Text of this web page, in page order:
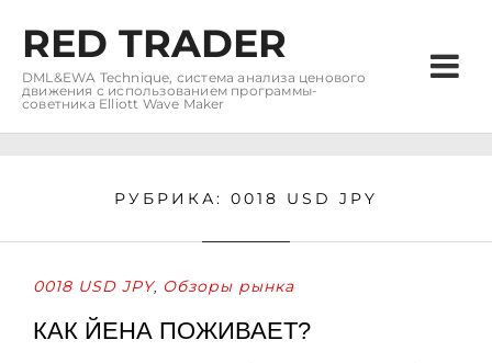
RED TRADER
DML&EWA Technique, система анализа ценового
движения с использованием программы-
советника Elliott Wave Maker
РУБРИКА: 0018 USD JPY
0018 USD JPY, Обзоры рынка
КАК ЙЕНА ПОЖИВАЕТ?